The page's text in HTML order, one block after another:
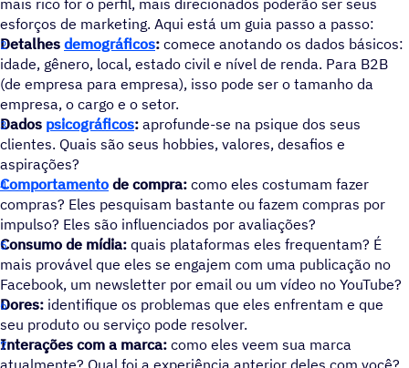
mais rico for o perfil, mais direcionados poderão ser seus
esforços de marketing. Aqui está um guia passo a passo:
Detalhes demográficos: comece anotando os dados básicos:
idade, gênero, local, estado civil e nível de renda. Para B2B
(de empresa para empresa), isso pode ser o tamanho da
empresa, o cargo e o setor.
Dados psicográficos: aprofunde-se na psique dos seus
clientes. Quais são seus hobbies, valores, desafios e
aspirações?
Comportamento de compra: como eles costumam fazer
compras? Eles pesquisam bastante ou fazem compras por
impulso? Eles são influenciados por avaliações?
Consumo de mídia: quais plataformas eles frequentam? É
mais provável que eles se engajem com uma publicação no
Facebook, um newsletter por email ou um vídeo no YouTube?
Dores: identifique os problemas que eles enfrentam e que
seu produto ou serviço pode resolver.
Interações com a marca: como eles veem sua marca